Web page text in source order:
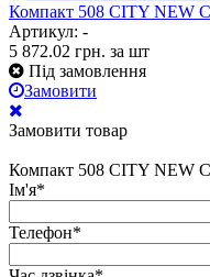
Компакт 508 CITY NEW
Артикул: -
5 872.02 грн. за шт
Під замовлення
Замовити
Замовити товар
Компакт 508 CITY NEW
Ім'я*
Телефон*